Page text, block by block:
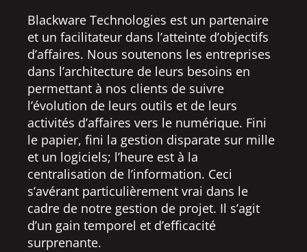
Blackware Technologies est un partenaire
et un facilitateur dans l’atteinte d’objectifs
d’affaires. Nous soutenons les entreprises
dans l’architecture de leurs besoins en
permettant à nos clients de suivre
l’évolution de leurs outils et de leurs
activités d’affaires vers le numérique. Fini
le papier, fini la gestion disparate sur mille
et un logiciels; l’heure est à la
centralisation de l’information. Ceci
s’avérant particulièrement vrai dans le
cadre de notre gestion de projet. Il s’agit
d’un gain temporel et d’efficacité
surprenante.